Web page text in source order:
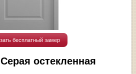
бесплатный замер
остекленная